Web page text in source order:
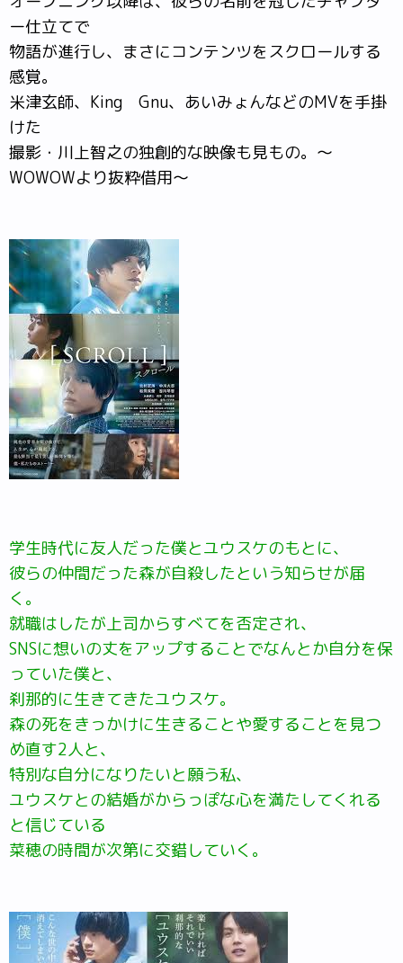
ー仕立てで
物語が進行し、まさにコンテンツをスクロールする
感覚。
米津玄師、King Gnu、あいみょんなどのMVを手掛
けた
撮影・川上智之の独創的な映像も見もの。～
WOWOWより抜粋借用～
学生時代に友人だった僕とユウスケのもとに、
彼らの仲間だった森が自殺したという知らせが届
く。
就職はしたが上司からすべてを否定され、
SNSに想いの丈をアップすることでなんとか自分を保
っていた僕と、
刹那的に生きてきたユウスケ。
森の死をきっかけに生きることや愛することを見つ
め直す2人と、
特別な自分になりたいと願う私、
ユウスケとの結婚がからっぽな心を満たしてくれる
と信じている
菜穂の時間が次第に交錯していく。